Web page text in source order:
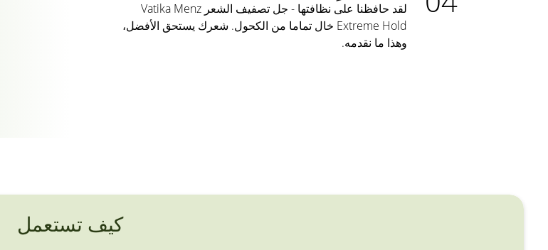
لقد حافظنا على نظافتها - جل تصفيف الشعر Vatika Menz
Extreme Hold خال تماما من الكحول. شعرك يستحق الأفضل،
وهذا ما نقدمه.
كيف تستعمل